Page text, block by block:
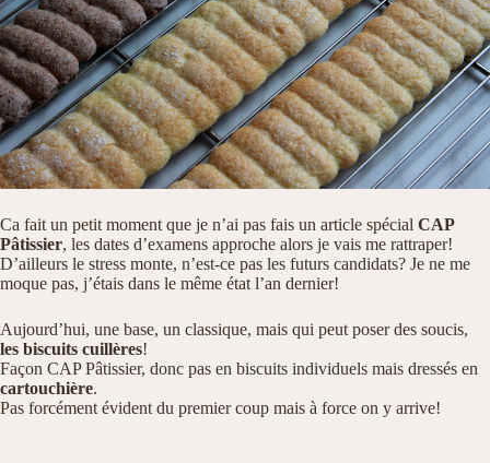
Ca fait un petit moment que je n’ai pas fais un article spécial CAP
Pâtissier, les dates d’examens approche alors je vais me rattraper!
D’ailleurs le stress monte, n’est-ce pas les futurs candidats? Je ne me
moque pas, j’étais dans le même état l’an dernier!
Aujourd’hui, une base, un classique, mais qui peut poser des soucis,
les biscuits cuillères!
Façon CAP Pâtissier, donc pas en biscuits individuels mais dressés en
cartouchière.
Pas forcément évident du premier coup mais à force on y arrive!